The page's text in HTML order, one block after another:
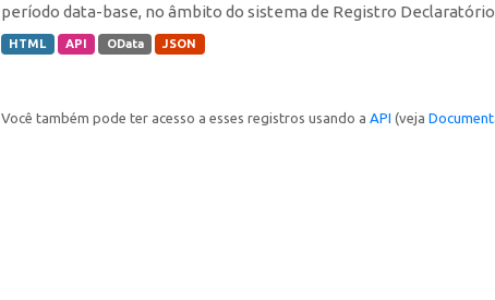
período data-base, no âmbito do sistema de Registro
HTML API OData JSON
Você também pode ter acesso a esses registros usando a API (veja